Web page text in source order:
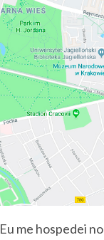
Eu me hospedei no